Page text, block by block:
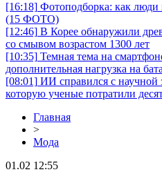
[16:18] Фотоподборка: как люди
(15 ФОТО)
[12:46] В Корее обнаружили
со смывом возрастом 1300 лет
[10:35] Темная тема на
дополнительная нагрузка на
[08:01] ИИ справился с научной
которую ученые потратили
Главная
>
Мода
01.02 12:55